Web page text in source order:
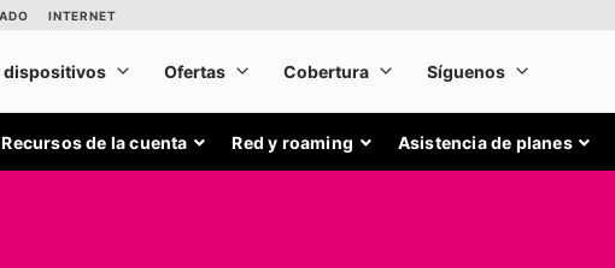
Recursos de la cuenta Red y roaming Asistencia de planes